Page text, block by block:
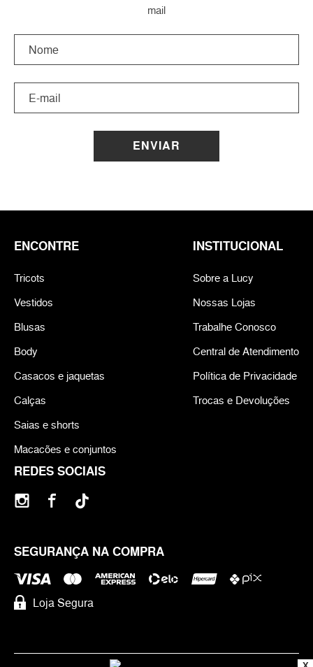
mail
ENVIAR
REDES SOCIAIS
SEGURANÇA NA COMPRA
Loja Segura
ENCONTRE
Tricots
Vestidos
Blusas
Body
Casacos e jaquetas
Calças
Saias e shorts
Macacões e conjuntos
INSTITUCIONAL
Sobre a Lucy
Nossas Lojas
Trabalhe Conosco
Central de Atendimento
Política de Privacidade
Trocas e Devoluções